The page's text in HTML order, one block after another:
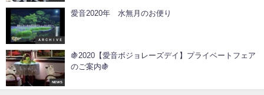
ＡＲＣＨＩＶＥ
愛音2020年 水無月のお便り
NEWS
🍇2020【愛音ボジョレーズデイ】プライベートフェア
のご案内🍇